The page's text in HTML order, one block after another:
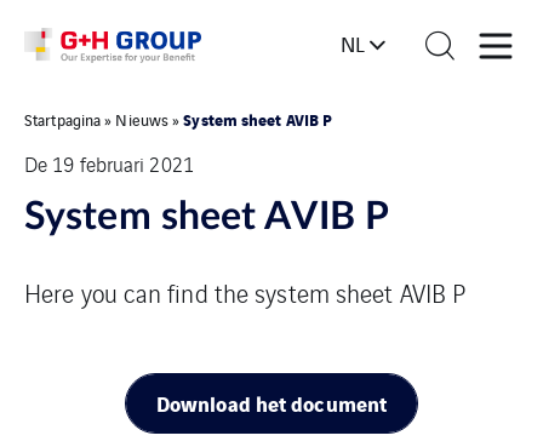
NL
Startpagina» Nieuws»System sheet AVIB P
De 19 februari 2021
System sheet AVIB P
Here you can find the system sheet AVIB P
Download het document